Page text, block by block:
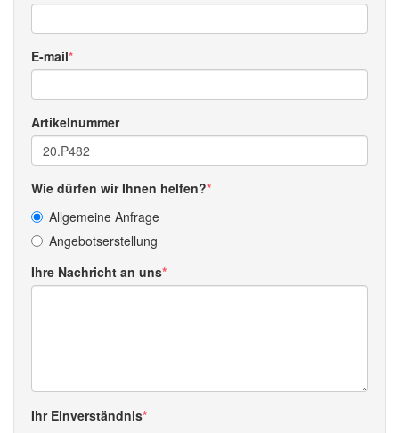
E-mail
Artikelnummer
Wie dürfen wir Ihnen helfen?
Allgemeine Anfrage
Angebotserstellung
Ihre Nachricht an uns
Ihr Einverständnis